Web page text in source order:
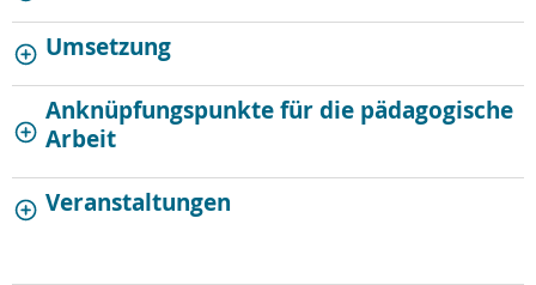
Umsetzung
Anknüpfungspunkte für die pädagogische
Arbeit
Veranstaltungen